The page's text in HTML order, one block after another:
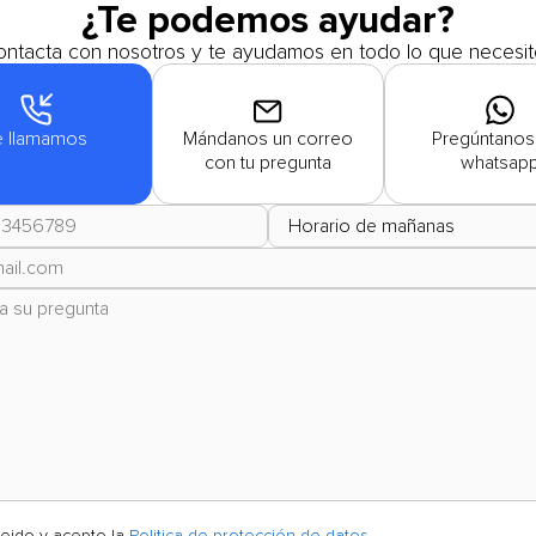
¿Te podemos ayudar?
con nosotros y te ayudamos en todo lo que
llamamos
Mándanos un correo
con tu pregunta